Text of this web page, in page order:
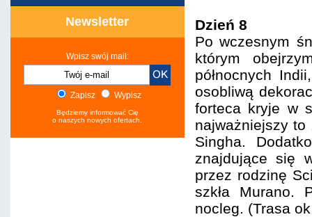
Newsletter
Wpisz swój mail:
Zapisz Wypisz
Będziemy informować Cię
o naszych nowych ofertach.
Dzień 8
Po wczesnym
którym
północnych
osobliwą
forteca kryje w
najważniejszy to
Singha.
znajdujące się
przez rodzinę
szkła Murano.
nocleg. (Trasa